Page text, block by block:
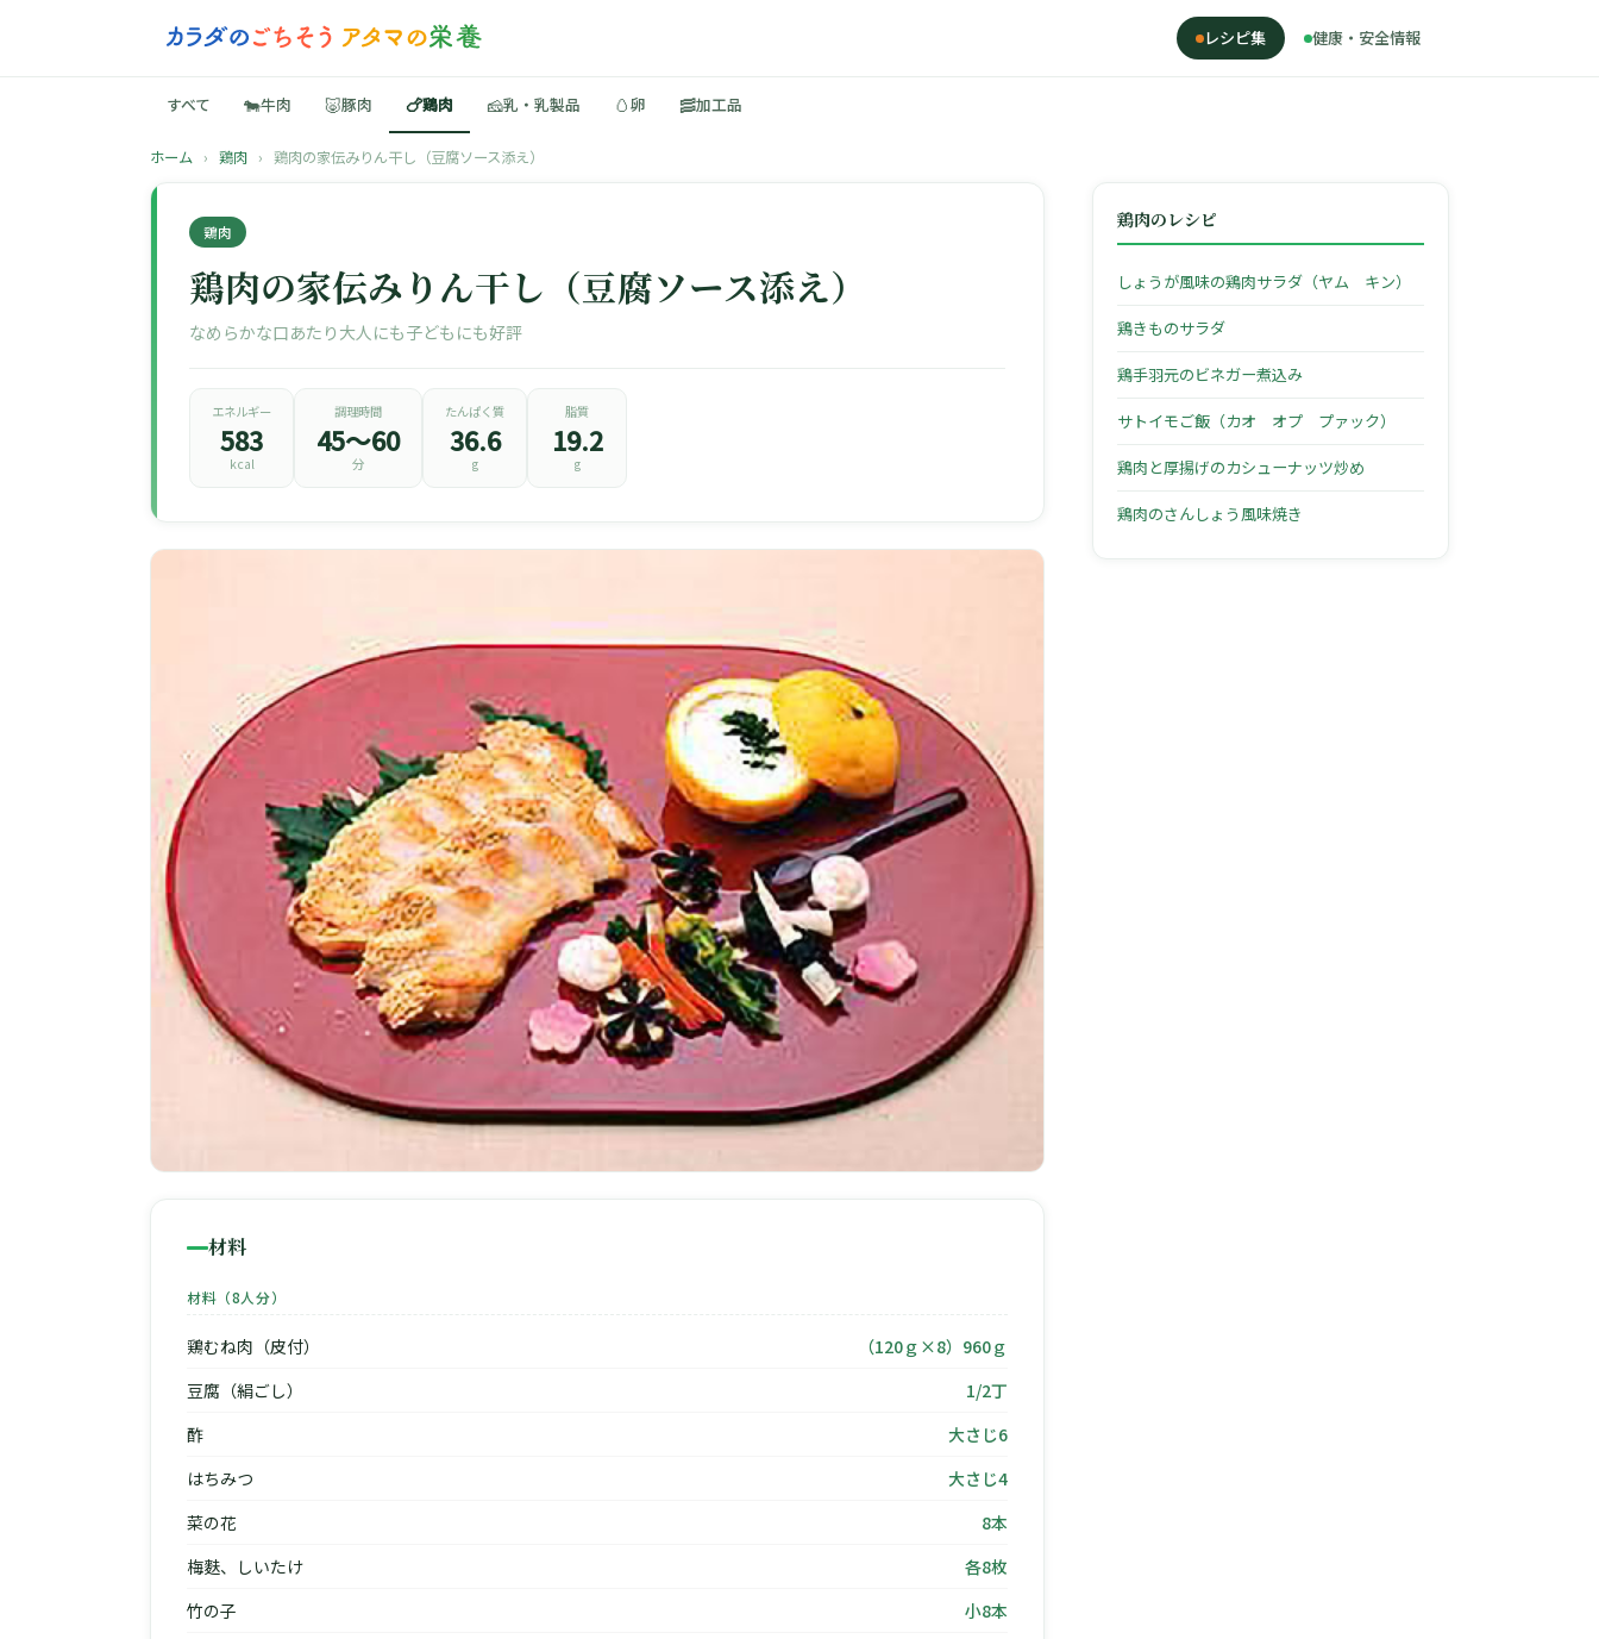
レシピ集 健康・安全情報
すべて 🐄牛肉 🐷豚肉 🍗鶏肉 🧀乳・乳製品 🥚卵 🥓加工品
ホーム › 鶏肉 › 鶏肉の家伝みりん干し（豆腐ソース添え）
鶏肉
鶏肉の家伝みりん干し（豆腐ソース添え）
なめらかな口あたり大人にも子どもにも好評
エネルギー
583
kcal
調理時間
45〜60
分
たんぱく質
36.6
g
脂質
19.2
g
材料
材料（8人分）
鶏むね肉（皮付）
（120ｇ×8）960ｇ
豆腐（絹ごし）
1/2丁
酢
大さじ6
はちみつ
大さじ4
菜の花
8本
梅麩、しいたけ
各8枚
竹の子
小8本
鶏肉のレシピ
しょうが風味の鶏肉サラダ（ヤム キン）
鶏きものサラダ
鶏手羽元のビネガー煮込み
サトイモご飯（カオ オプ プァック）
鶏肉と厚揚げのカシューナッツ炒め
鶏肉のさんしょう風味焼き